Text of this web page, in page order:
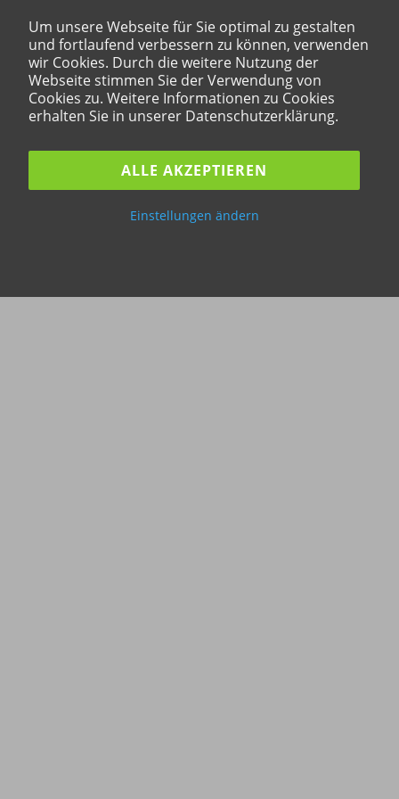
Um unsere Webseite für Sie optimal zu gestalten
und fortlaufend verbessern zu können, verwenden
wir Cookies. Durch die weitere Nutzung der
Webseite stimmen Sie der Verwendung von
Cookies zu. Weitere Informationen zu Cookies
erhalten Sie in unserer Datenschutzerklärung.
ALLE AKZEPTIEREN
Einstellungen ändern